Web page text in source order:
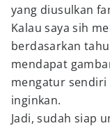
yang diusulkan
Kalau saya sih
berdasarkan
mendapat
mengatur
inginkan.
Jadi, sudah siap